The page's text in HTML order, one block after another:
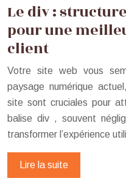
Le div :
pour une
client
Votre site web vous
paysage numérique
site sont cruciales pour
balise div , souvent
transformer l’expérience
Lire la suite